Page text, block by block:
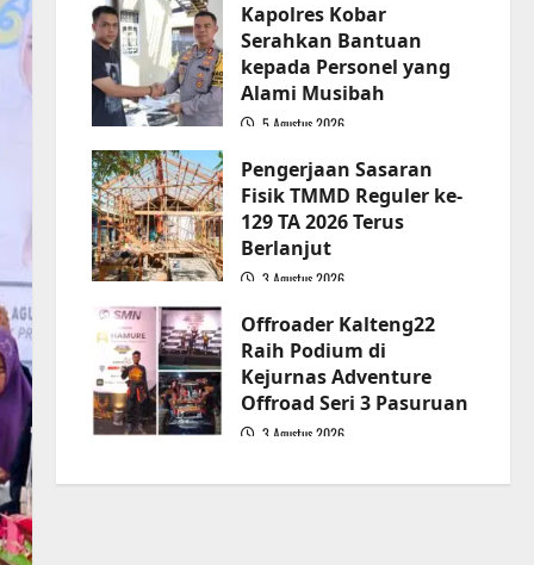
Kapolres Kobar
Serahkan Bantuan
kepada Personel yang
Alami Musibah
5 Agustus 2026
Pengerjaan Sasaran
Fisik TMMD Reguler ke-
129 TA 2026 Terus
Berlanjut
3 Agustus 2026
Offroader Kalteng22
Raih Podium di
Kejurnas Adventure
Offroad Seri 3 Pasuruan
3 Agustus 2026